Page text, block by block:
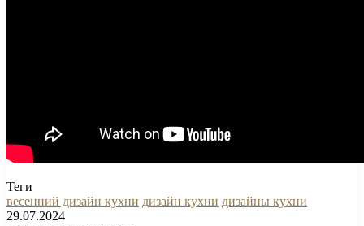
Теги
весенний дизайн кухни дизайн кухни дизайны кухни
29.07.2024